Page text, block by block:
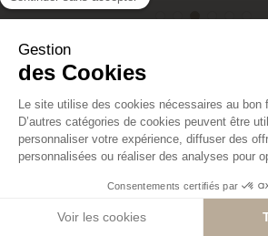
UNE QUESTION ?
A PROPOS